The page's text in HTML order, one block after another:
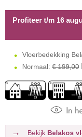
Profiteer t/m 16
Vloerbedekking
Normaal: € 199,00
In
Bekijk Belakos